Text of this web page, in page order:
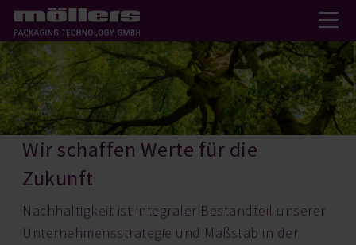
Wir schaffen Werte für die
Zukunft
Nachhaltigkeit ist integraler Bestandteil unserer
Unternehmensstrategie und Maßstab in der